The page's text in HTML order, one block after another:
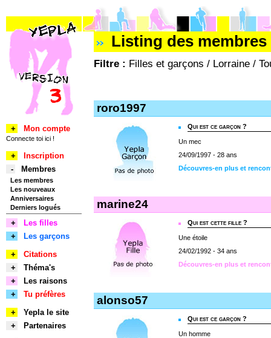
Listing des
Filtre : Filles et garçons / Lorraine /
roro1997
Qui est ce garçon ?
Un mec
24/09/1997 - 28 ans
Découvres-en plus et
marine24
Qui est cette fille ?
Une étoile
24/02/1992 - 34 ans
Découvres-en plus et
alonso57
Qui est ce garçon ?
Un homme
+ Mon compte
Connecte toi ici !
+
Inscription
-
Membres
Les membres
Les nouveaux
Anniversaires
Derniers logués
+
Les filles
+
Les garçons
+
Citations
+
Théma's
+
Les raisons
+
Tu préfères
+
Yepla le site
+
Partenaires